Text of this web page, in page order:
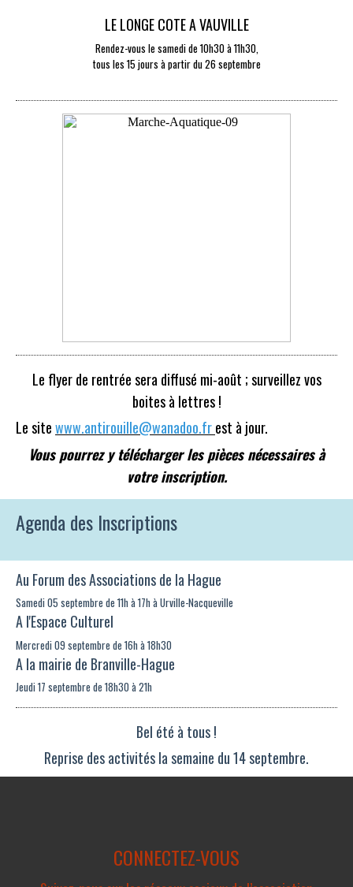
LE LONGE COTE A VAUVILLE
Rendez-vous le samedi de 10h30 à 11h30,
tous les 15 jours à partir du 26 septembre
Le flyer de rentrée sera diffusé mi-août ; surveillez vos
boites à lettres !
Le sitewww.antirouille@wanadoo.frest à jour.
Vous pourrez y télécharger les pièces nécessaires à
votre inscription.
Agenda des Inscriptions
Au Forum des Associations de la Hague
Samedi 05 septembre de 11h à 17h à Urville-Nacqueville
A l'Espace Culturel
Mercredi 09 septembre de 16h à 18h30
A la mairie de Branville-Hague
Jeudi 17 septembre de 18h30 à 21h
Bel été à tous !
Reprise des activités la semaine du 14 septembre.
CONNECTEZ-VOUS